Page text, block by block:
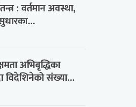
: वर्तमान अवस्था,
अभिबृद्धिका
विदेशिनेको संख्या...